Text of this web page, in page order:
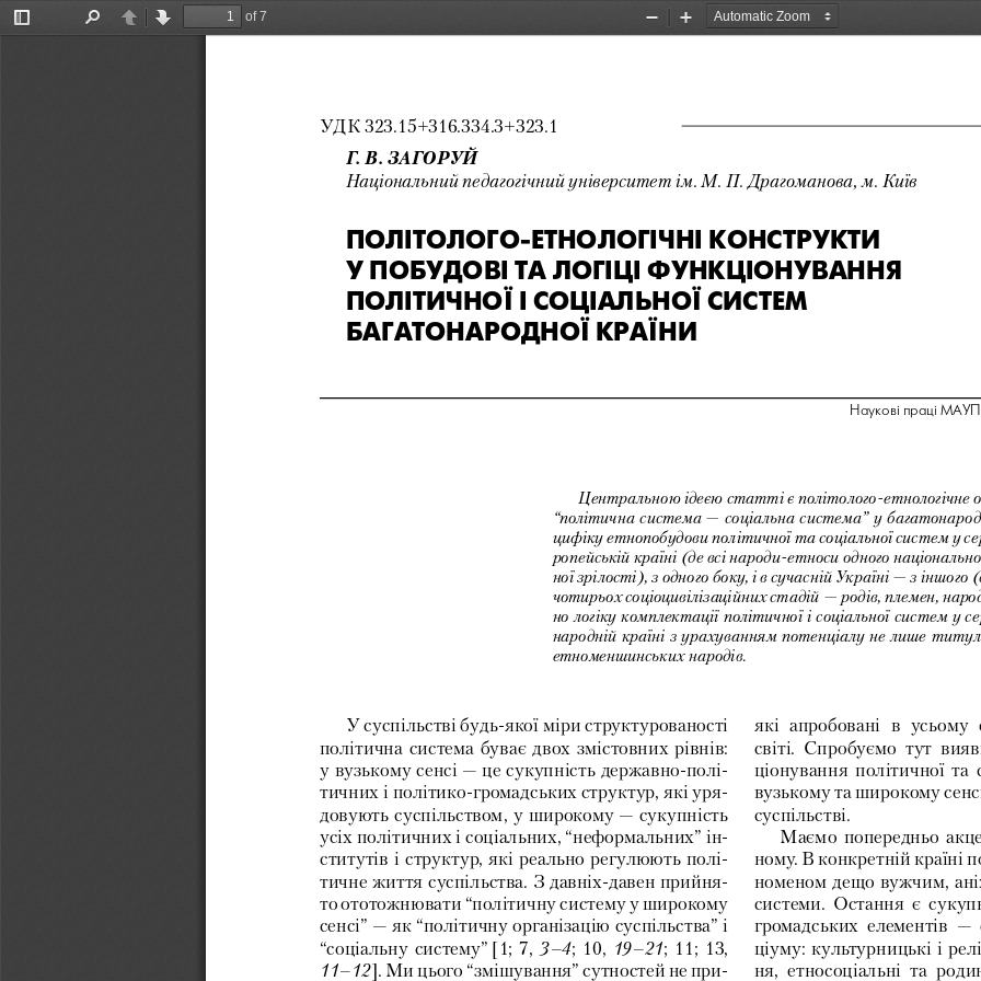
Toggle
PreviousNext
of 7
Zoom
Zoom
УДК 323.15+316.334.3+323.1
Г. В. ЗАГоРУЙ
Національний педагогічний університет ім. М. П. Драгоманова, м. Київ
ПОЛІтОЛОГО-етНОЛОГІчНІ КОНстРУКти
У ПОБУДОВІ тА ЛОГІЦІ ФУНКЦІОНУВАННЯ
ПОЛІтичНОЇ І сОЦІАЛЬНОЇ систеМ
БАГАтОНАРОДНОЇ КРАЇНи
Наукові праці
Центральною ідеєю статті є політолого-
“політична система — соціальна система” у
цифіку етнопобудови політичної та соціальної систем у
ропейській країні (де всі народи-етноси одного
ної зрілості), з одного боку, і в сучасній Україні — з
чотирьох соціоцивілізаційних стадій — родів, племен,
но логіку комплектації політичної і соціальної систем у
народній країні з урахуванням потенціалу не лише
етноменшинських народів.
У суспільстві будь-якої міри структурованості
політична система буває двох змістовних рівнів:
у вузькому сенсі — це сукупність державно-полі-
тичних і політико-громадських структур, які уря-
довують суспільством, у широкому — сукупність
усіх політичних і соціальних, “неформальних” ін-
ститутів і структур, які реально регулюють полі-
тичне життя суспільства. З давніх-давен прийня-
то ототожнювати “політичну систему у широкому
сенсі” — як “політичну організацію суспільства” і
“соціальну систему” [1; 7, 3–4; 10, 19–21; 11; 13,
11–12]. Ми цього “змішування” сутностей не при-
які апробовані в усьому
світі.
Спробуємо тут
ціонування політичної та
вузькому та широкому
суспільстві.
Маємо попередньо
ному. В конкретній країні
номеном дещо вужчим,
системи.
Остання є
громадських елементів —
ціуму: культурницькі і
ня,
етносоціальні та